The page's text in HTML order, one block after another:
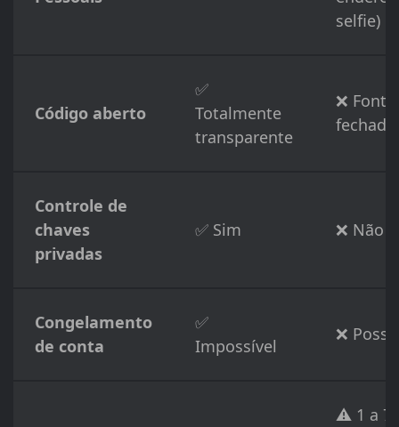
selfie)
Código aberto
✅
Totalmente
transparente
❌ Fonte
fechada
Controle de
chaves
privadas
✅ Sim ❌ Não
Congelamento
de conta
✅
Impossível
❌
⚠️ 1 a 7